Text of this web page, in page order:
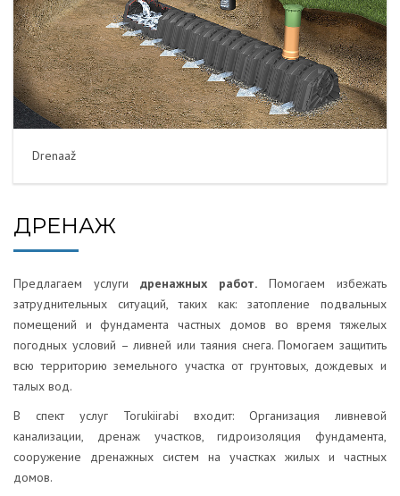
Drenaaž
ДРЕНАЖ
Предлагаем услуги дренажных работ. Помогаем избежать
затруднительных ситуаций, таких как: затопление подвальных
помещений и фундамента частных домов во время тяжелых
погодных условий – ливней или таяния снега. Помогаем защитить
всю территорию земельного участка от грунтовых, дождевых и
талых вод.
В спект услуг Torukiirabi входит: Организация ливневой
канализации, дренаж участков, гидроизоляция фундамента,
сооружение дренажных систем на участках жилых и частных
домов.